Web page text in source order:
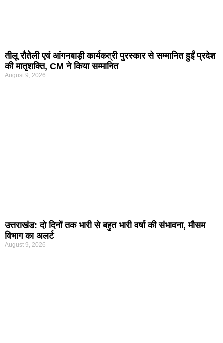
तीलू रौतेली एवं आंगनबाड़ी कार्यकत्री पुरस्कार से सम्मानित हुईं प्रदेश
की मातृशक्ति, CM ने किया सम्मानित
August 9, 2026
उत्तराखंड: दो दिनों तक भारी से बहुत भारी वर्षा की संभावना, मौसम
विभाग का अलर्ट
August 9, 2026